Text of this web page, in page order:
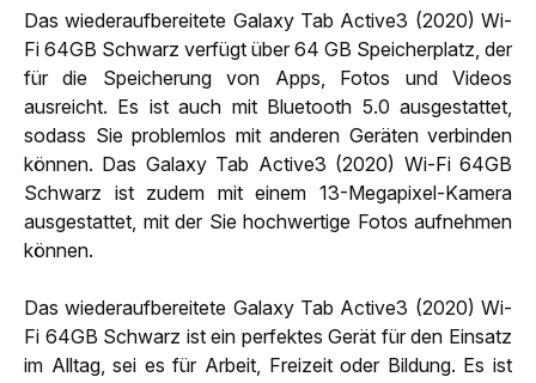
Das wiederaufbereitete Galaxy Tab Active3 (2020) Wi-
Fi 64GB Schwarz verfügt über 64 GB Speicherplatz, der
für die Speicherung von Apps, Fotos und Videos
ausreicht. Es ist auch mit Bluetooth 5.0 ausgestattet,
sodass Sie problemlos mit anderen Geräten verbinden
können. Das Galaxy Tab Active3 (2020) Wi-Fi 64GB
Schwarz ist zudem mit einem 13-Megapixel-Kamera
ausgestattet, mit der Sie hochwertige Fotos aufnehmen
können.
Das wiederaufbereitete Galaxy Tab Active3 (2020) Wi-
Fi 64GB Schwarz ist ein perfektes Gerät für den Einsatz
im Alltag, sei es für Arbeit, Freizeit oder Bildung. Es ist